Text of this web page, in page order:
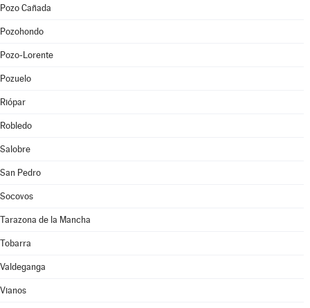
Pozo Cañada
Pozohondo
Pozo-Lorente
Pozuelo
Riópar
Robledo
Salobre
San Pedro
Socovos
Tarazona de la Mancha
Tobarra
Valdeganga
Vianos